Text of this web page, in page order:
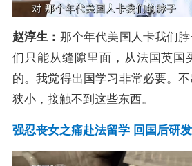
赵淳生： 那个年代美国人卡我们
们只能从缝隙里面，从法国英国
的。我觉得出国学习非常必要。
狭小，接触不到这些东西。
强忍丧女之痛赴法留学 回国后研